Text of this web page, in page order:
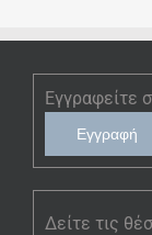
Εγγραφείτε
Εγγραφή
Δείτε τις